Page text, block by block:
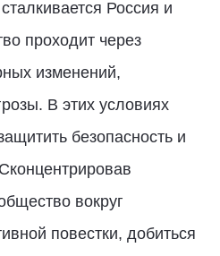
Россия и
проходит через
изменений,
В этих условиях
безопасность и
вокруг
повестки, добиться